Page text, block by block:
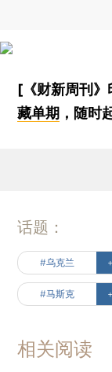
[《财新周刊》
藏单期 ，随时
话题：
#乌克兰
#马斯克
相关阅读